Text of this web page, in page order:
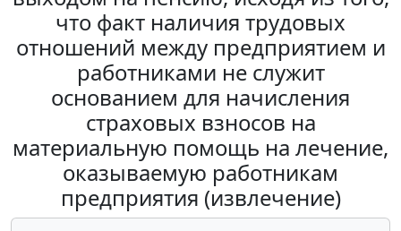
что факт наличия трудовых
отношений между предприятием и
работниками не служит
основанием для начисления
страховых взносов на
материальную помощь на лечение,
оказываемую работникам
предприятия (извлечение)